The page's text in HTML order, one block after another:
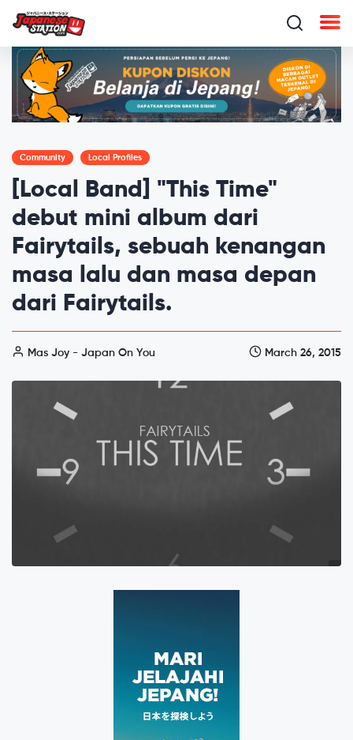
Community Local Profiles
[Local Band] "This Time"
debut mini album dari
Fairytails, sebuah kenangan
masa lalu dan masa depan
dari Fairytails.
Mas Joy - Japan On You March 26, 2015